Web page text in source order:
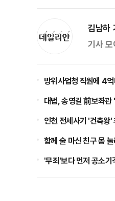
김남
기사
방위사업청 직원에 4
대법, 송영길 前보좌관
인천 전세사기 '건축왕
함께 술 마신 친구 몸
'무죄'보다 먼저 공소